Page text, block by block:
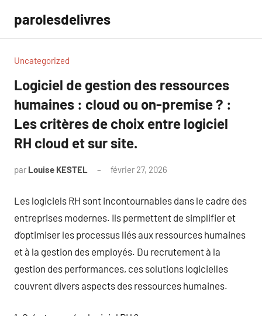
contenu
parolesdelivres
Uncategorized
Logiciel de gestion des ressources
humaines : cloud ou on-premise ? :
Les critères de choix entre logiciel
RH cloud et sur site.
par Louise KESTEL février 27, 2026
Les logiciels RH sont incontournables dans le cadre des
entreprises modernes. Ils permettent de simplifier et
d’optimiser les processus liés aux ressources humaines
et à la gestion des employés. Du recrutement à la
gestion des performances, ces solutions logicielles
couvrent divers aspects des ressources humaines.